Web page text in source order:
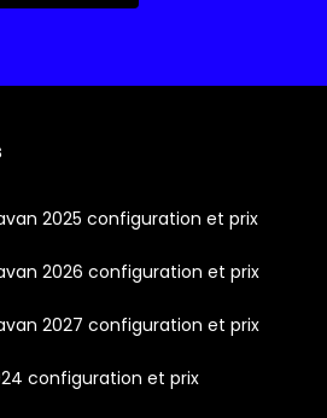
2025 configuration et prix
2026 configuration et prix
2027 configuration et prix
configuration et prix